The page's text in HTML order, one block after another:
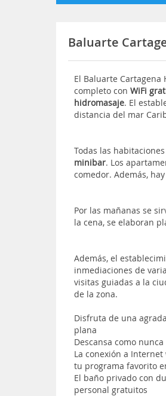
Baluarte
El Baluarte
completo con WiFi
hidromasaje. El
distancia del mar
Todas las
minibar. Los
comedor. Además,
Por las mañanas se
la cena, se elaboran
Además, el
inmediaciones de
visitas guiadas a la
de la zona.
Disfruta de una
plana
Descansa como
La conexión a
tu programa favorito
El baño privado con
personal gratuitos